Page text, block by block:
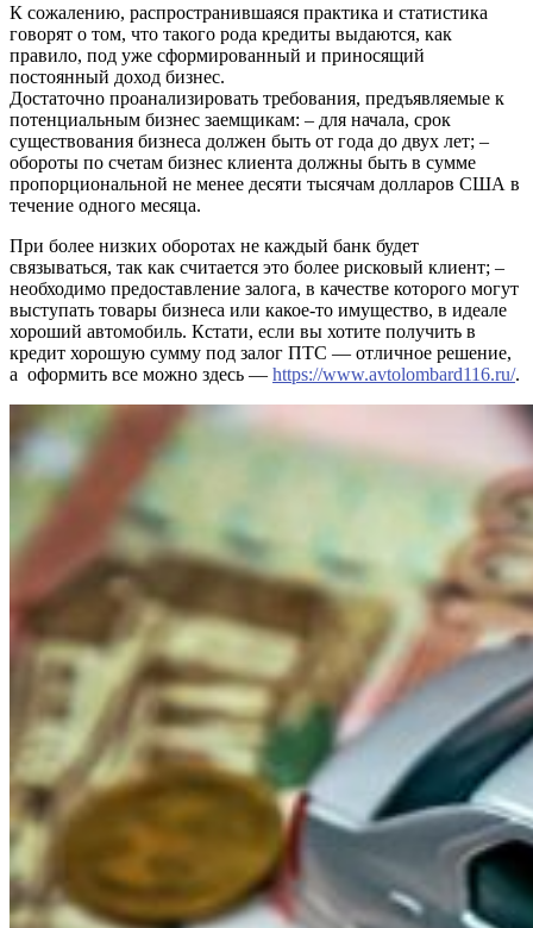
К сожалению, распространившаяся практика и статистика
говорят о том, что такого рода кредиты выдаются, как
правило, под уже сформированный и приносящий
постоянный доход бизнес.
Достаточно проанализировать требования, предъявляемые к
потенциальным бизнес заемщикам: – для начала, срок
существования бизнеса должен быть от года до двух лет; –
обороты по счетам бизнес клиента должны быть в сумме
пропорциональной не менее десяти тысячам долларов США в
течение одного месяца.
При более низких оборотах не каждый банк будет
связываться, так как считается это более рисковый клиент; –
необходимо предоставление залога, в качестве которого могут
выступать товары бизнеса или какое-то имущество, в идеале
хороший автомобиль. Кстати, если вы хотите получить в
кредит хорошую сумму под залог ПТС — отличное решение,
а оформить все можно здесь — https://www.avtolombard116.ru/.